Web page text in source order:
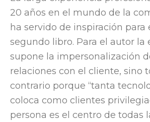
20 años en el mundo de la
ha servido de inspiración para
segundo libro. Para el autor la
supone la impersonalización
relaciones con el cliente, sino
contrario porque “tanta
coloca como clientes
persona es el centro de todas